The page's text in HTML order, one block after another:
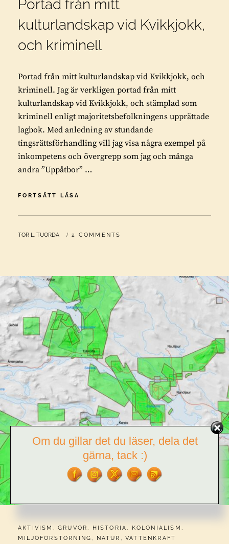
Portad från mitt
kulturlandskap vid Kvikkjokk,
och kriminell
Portad från mitt kulturlandskap vid Kvikkjokk, och
kriminell. Jag är verkligen portad från mitt
kulturlandskap vid Kvikkjokk, och stämplad som
kriminell enligt majoritetsbefolkningens upprättade
lagbok. Med anledning av stundande
tingsrättsförhandling vill jag visa några exempel på
inkompetens och övergrepp som jag och många
andra ”Uppåtbor” …
FORTSÄTT LÄSA
MITT
VID
BY
TOR L. TUORDA 2 COMMENTS
CATEGORIES:
AKTIVISM ,GRUVOR , HISTORIA , KOLONIALISM ,
MILJÖFÖRSTÖRNING , NATUR ,VATTENKRAFT
Om du gillar det du läser, dela det
gärna, tack :)